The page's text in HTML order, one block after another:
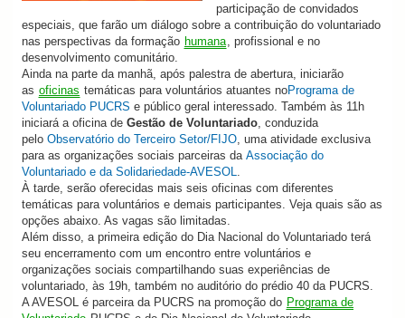
participação de convidados
especiais, que farão um diálogo sobre a contribuição do voluntariado
nas perspectivas da formação humana , profissional e no
desenvolvimento comunitário.
Ainda na parte da manhã, após palestra de abertura, iniciarão
as oficinas temáticas para voluntários atuantes noPrograma de
Voluntariado PUCRS e público geral interessado. Também às 11h
iniciará a oficina de Gestão de Voluntariado , conduzida
pelo Observatório do Terceiro Setor/FIJO , uma atividade exclusiva
para as organizações sociais parceiras da Associação do
Voluntariado e da Solidariedade-AVESOL
À tarde, serão oferecidas mais seis oficinas com diferentes
temáticas para voluntários e demais participantes. Veja quais são as
opções abaixo. As vagas são limitadas.
Além disso, a primeira edição do Dia Nacional do Voluntariado terá
seu encerramento com um encontro entre voluntários e
organizações sociais compartilhando suas experiências de
voluntariado, às 19h, também no auditório do prédio 40 da PUCRS.
A AVESOL é parceira da PUCRS na promoção do Programa de